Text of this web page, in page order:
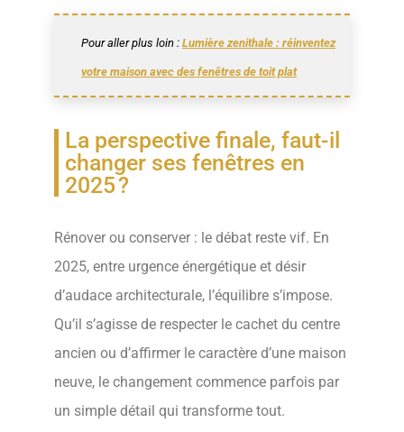
Pour aller plus loin : Lumière zenithale : réinventez
votre maison avec des fenêtres de toit plat
La perspective finale, faut-il
changer ses fenêtres en
2025 ?
Rénover ou conserver : le débat reste vif. En
2025, entre urgence énergétique et désir
d’audace architecturale, l’équilibre s’impose.
Qu’il s’agisse de respecter le cachet du centre
ancien ou d’affirmer le caractère d’une maison
neuve, le changement commence parfois par
un simple détail qui transforme tout.